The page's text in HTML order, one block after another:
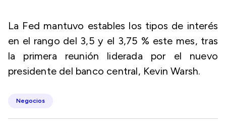
La Fed mantuvo estables los tipos de interés
en el rango del 3,5 y el 3,75 % este mes, tras
la primera reunión liderada por el nuevo
presidente del banco central, Kevin Warsh.
Negocios